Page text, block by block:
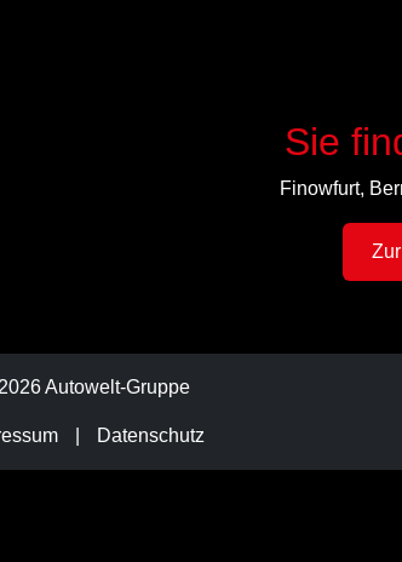
Sie
Finowfurt,
Autowelt-Gruppe
Datenschutz